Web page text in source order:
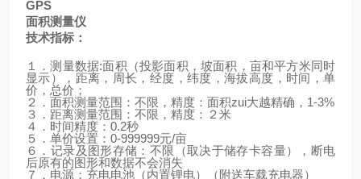
GPS
面积测量仪
技术指标：
１．测量数据:面积（投影面积，坡面积，亩和平方米同时
显示），距离，周长，经度，纬度，海拔高度，时间，单
价，总价；
２．面积测量范围：不限，精度：面积zui大越精确， 1-3%
３．距离测量范围：不限，精度：２米
４．时间精度： 0.2秒
５．单价设置： 0-999999元/亩
６．记录及图形存储：不限（取决于储存卡容量），断电
后原有的图形和数据不会消失
７．电源：充电电池（内置锂电）
（附送车载充电器）